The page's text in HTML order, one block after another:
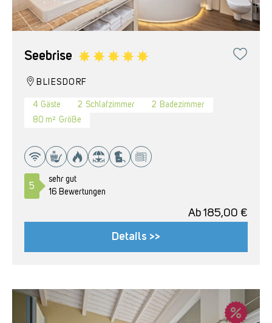
Seebrise
BLIESDORF
4 Gäste 2 Schlafzimmer 2 Badezimmer
80 m² Größe
5
sehr gut
16 Bewertungen
Ab 185,00 €
Details >>